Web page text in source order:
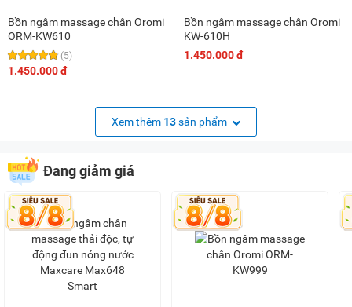
Bồn ngâm massage chân Oromi
ORM-KW610
(5)
1.450.000 đ
Bồn ngâm massage chân Oromi
KW-610H
1.450.000 đ
Xem thêm 13sản phẩm
Đang giảm giá